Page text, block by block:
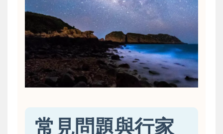
常見問題與行家